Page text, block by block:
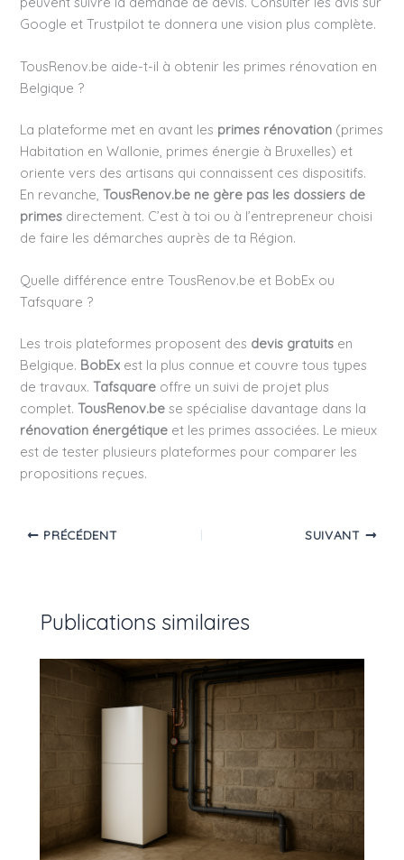
Google et Trustpilot te donnera une vision plus complète.
TousRenov.be aide-t-il à obtenir les primes rénovation en
Belgique ?
La plateforme met en avant les primes rénovation (primes
Habitation en Wallonie, primes énergie à Bruxelles) et
oriente vers des artisans qui connaissent ces dispositifs.
En revanche,TousRenov.be ne gère pas les dossiers de
primes directement. C’est à toi ou à l’entrepreneur choisi
de faire les démarches auprès de ta Région.
Quelle différence entre TousRenov.be et BobEx ou
Tafsquare ?
Les trois plateformes proposent des devis gratuits en
Belgique. BobEx est la plus connue et couvre tous types
de travaux.Tafsquare offre un suivi de projet plus
complet.TousRenov.be se spécialise davantage dans la
rénovation énergétique et les primes associées. Le mieux
est de tester plusieurs plateformes pour comparer les
propositions reçues.
PRÉCÉDENT SUIVANT
Publications similaires